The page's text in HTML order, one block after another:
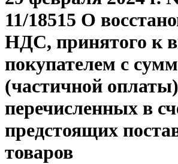
11/18515 О
НДС, принятого к
покупателем с
(частичной
перечисленных в
предстоящих
товаров